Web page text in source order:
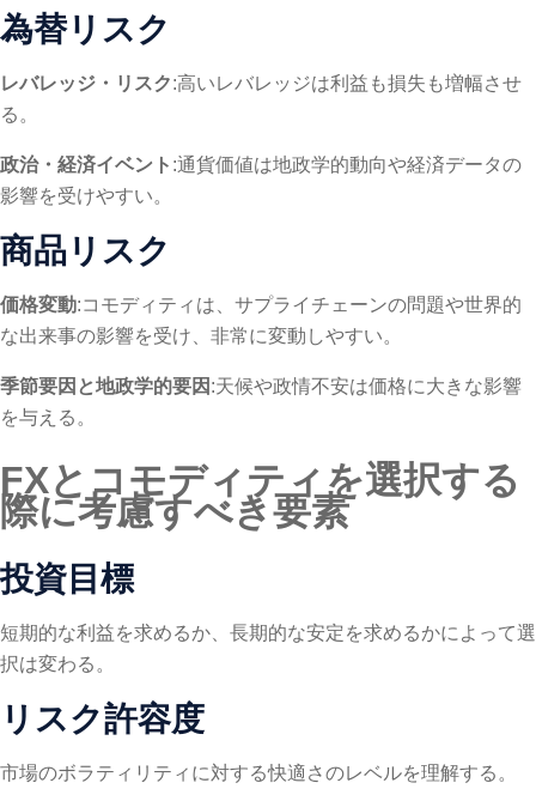
為替リスク
レバレッジ・リスク:高いレバレッジは利益も損失も増幅させ
る。
政治・経済イベント :通貨価値は地政学的動向や経済データの
影響を受けやすい。
商品リスク
価格変動:コモディティは、サプライチェーンの問題や世界的
な出来事の影響を受け、非常に変動しやすい。
季節要因と地政学的要因 :天候や政情不安は価格に大きな影響
を与える。
FXとコモディティを選択する
際に考慮すべき要素
投資目標
短期的な利益を求めるか、長期的な安定を求めるかによって選
択は変わる。
リスク許容度
市場のボラティリティに対する快適さのレベルを理解する。